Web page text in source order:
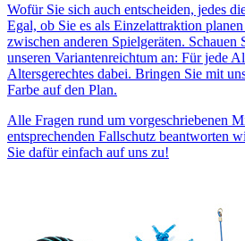
Wofür Sie sich auch entscheiden, jedes
Egal, ob Sie es als Einzelattraktion
zwischen anderen Spielgeräten. Schauen
unseren Variantenreichtum an: Für jede
Altersgerechtes dabei. Bringen Sie mit
Farbe auf den Plan.
Alle Fragen rund um vorgeschriebenen
entsprechenden Fallschutz beantworten
Sie dafür einfach auf uns zu!